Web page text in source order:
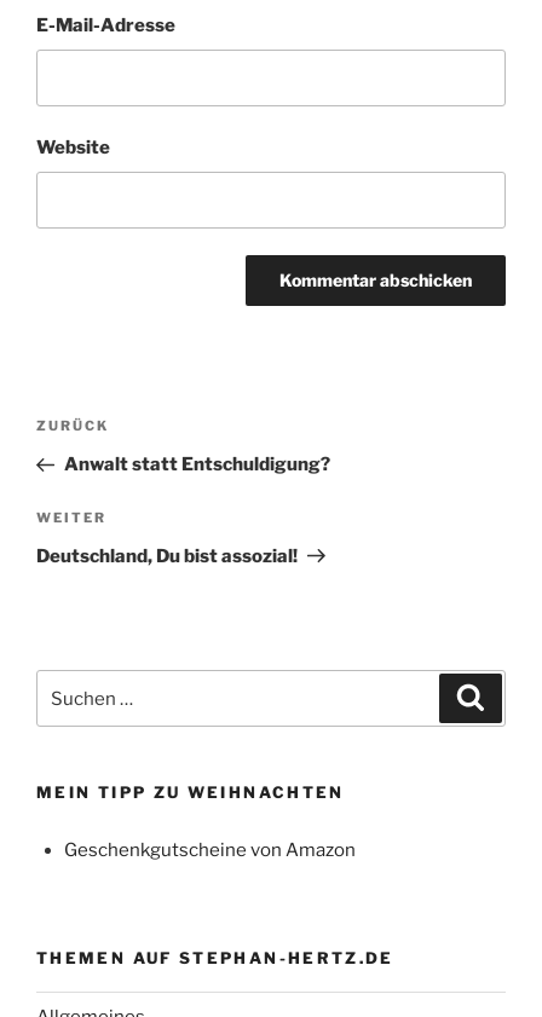
E-Mail-Adresse
Website
Beitragsnavigation
Vorheriger
Beitrag
ZURÜCK
Anwalt statt Entschuldigung?
Nächster
Beitrag
WEITER
Deutschland, Du bist assozial!
nach:
MEIN TIPP ZU WEIHNACHTEN
Geschenkgutscheine von Amazon
THEMEN AUF STEPHAN-HERTZ.DE